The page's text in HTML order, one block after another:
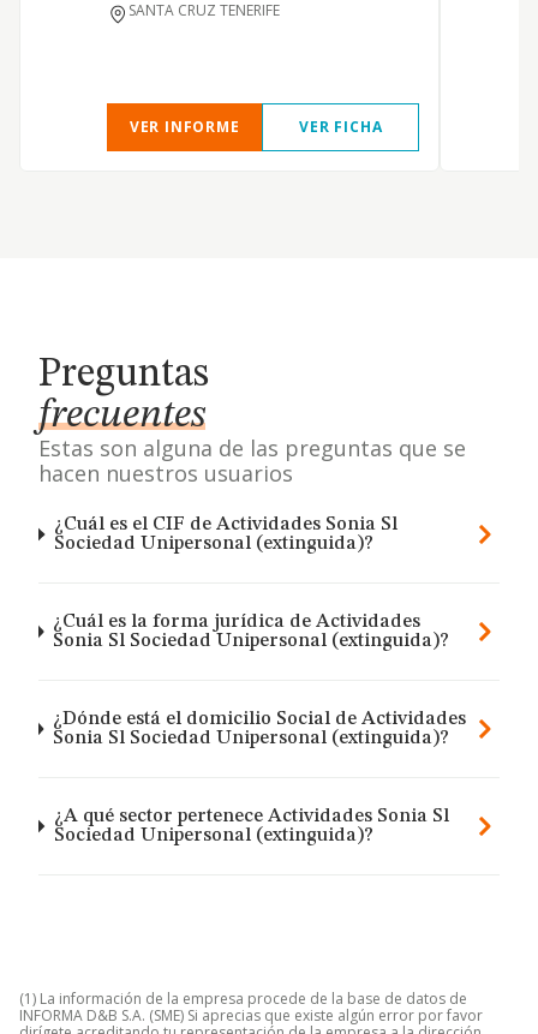
SANTA CRUZ TENERIFE
VER INFORME VER FICHA
Preguntas
frecuentes
Estas son alguna de las preguntas que se
hacen nuestros usuarios
¿Cuál es el CIF de Actividades Sonia Sl
Sociedad Unipersonal (extinguida)?
¿Cuál es la forma jurídica de Actividades
Sonia Sl Sociedad Unipersonal (extinguida)?
¿Dónde está el domicilio Social de Actividades
Sonia Sl Sociedad Unipersonal (extinguida)?
¿A qué sector pertenece Actividades Sonia Sl
Sociedad Unipersonal (extinguida)?
(1) La información de la empresa procede de la base de datos de
INFORMA D&B S.A. (SME) Si aprecias que existe algún error por favor